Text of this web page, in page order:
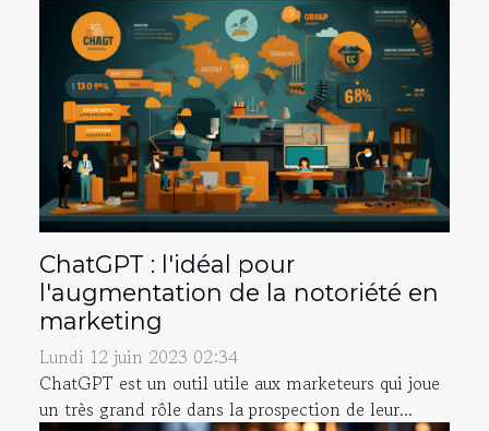
ChatGPT : l'idéal pour
l'augmentation de la notoriété en
marketing
Lundi 12 juin 2023 02:34
ChatGPT est un outil utile aux marketeurs qui joue
un très grand rôle dans la prospection de leur...